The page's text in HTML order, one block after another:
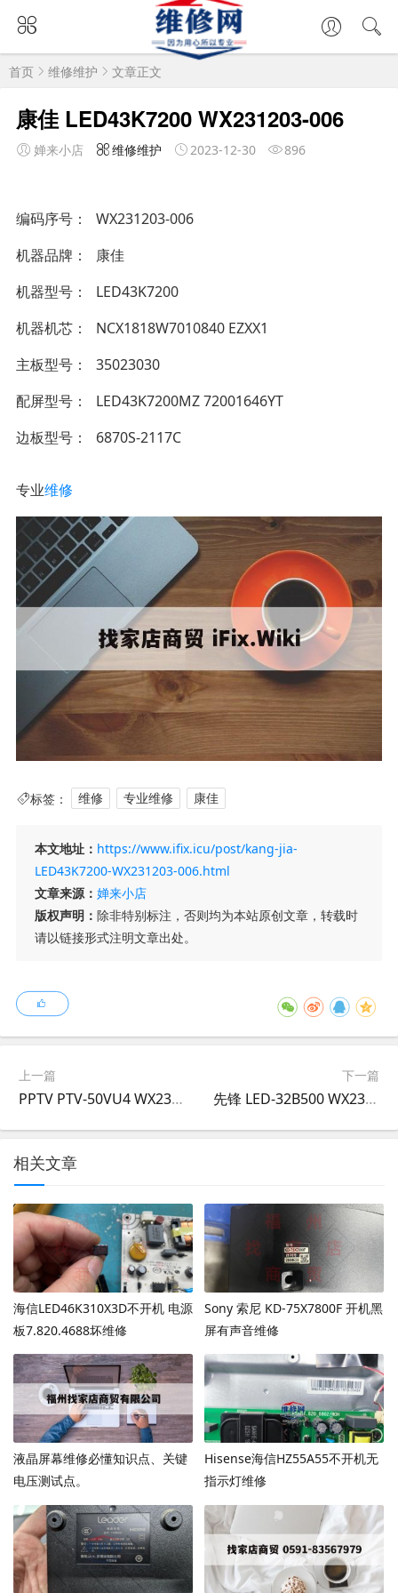
首页 维修维护 文章正文
康佳 LED43K7200 WX231203-006
婵来小店 维修维护 2023-12-30 896
编码序号
WX231203-006
机器品牌
康佳
机器型号
LED43K7200
机器机芯
NCX1818W7010840 EZXX1
主板型号
35023030
配屏型号
LED43K7200MZ 72001646YT
边板型号
6870S-2117C
专业维修
标签： 维修 专业维修 康佳
本文地址： https://www.ifix.icu/post/kang-jia-
LED43K7200-WX231203-006.html
文章来源： 婵来小店
版权声明： 除非特别标注，否则均为本站原创文章，转载时
请以链接形式注明文章出处。
上一篇
PPTV PTV-50VU4 WX231203-005
下一篇
先锋 LED-32B500 WX231230-001
相关文章
海信LED46K310X3D不开机 电源
板7.820.4688坏维修
Sony 索尼 KD-75X7800F 开机黑
屏有声音维修
液晶屏幕维修必懂知识点、关键
电压测试点。
Hisense海信HZ55A55不开机无
指示灯维修